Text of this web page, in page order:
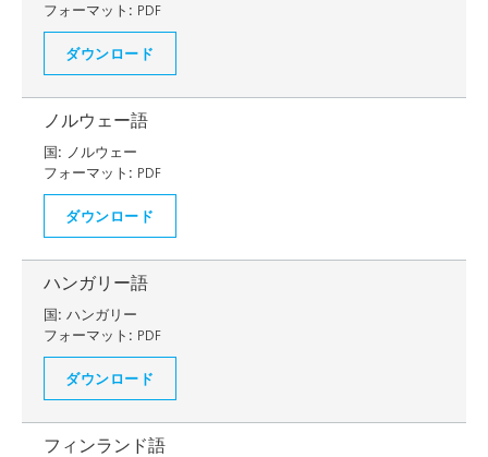
フォーマット: PDF
ダウンロード
ノルウェー語
国: ノルウェー
フォーマット: PDF
ダウンロード
ハンガリー語
国: ハンガリー
フォーマット: PDF
ダウンロード
フィンランド語